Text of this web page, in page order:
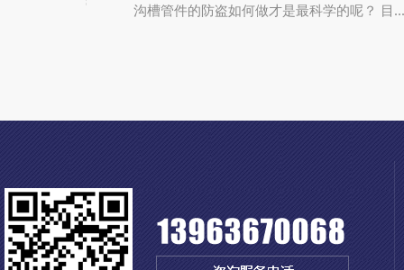
沟槽管件的防盗如何做才是最科学的呢？ 目...